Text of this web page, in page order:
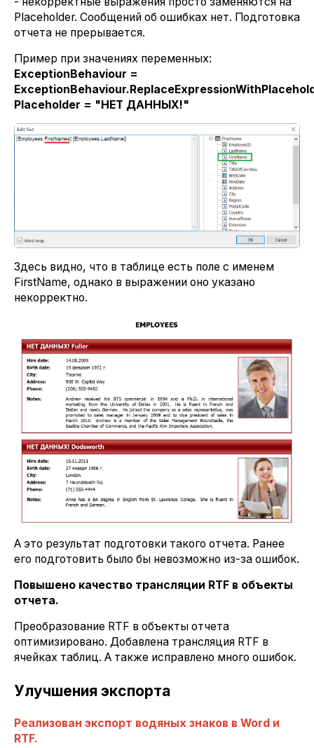
Placeholder. Сообщений об ошибках нет. Подготовка
отчета не прерывается.
Пример при значениях переменных:
ExceptionBehaviour =
Placeholder = "НЕТ ДАННЫХ!"
Здесь видно, что в таблице есть поле с именем
FirstName, однако в выражении оно указано
некорректно.
А это результат подготовки такого отчета. Ранее
его подготовить было бы невозможно из-за ошибок.
Повышено качество трансляции RTF в объекты
отчета.
Преобразование RTF в объекты отчета
оптимизировано. Добавлена трансляция RTF в
ячейках таблиц. А также исправлено много ошибок.
Улучшения экспорта
Реализован экспорт водяных знаков в Word и
RTF.